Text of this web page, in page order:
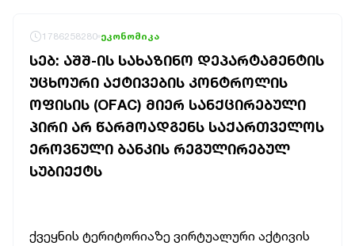
1786258280 ეკონომიკა
ᲡᲔᲑ: ᲐᲨᲨ-ᲘᲡ ᲡᲐᲮᲐᲖᲘᲜᲝ ᲓᲔᲞᲐᲠᲢᲐᲛᲔᲜᲢᲘᲡ
ᲣᲪᲮᲝᲣᲠᲘ ᲐᲥᲢᲘᲕᲔᲑᲘᲡ ᲙᲝᲜᲢᲠᲝᲚᲘᲡ
ᲝᲤᲘᲡᲘᲡ (OFAC) ᲛᲘᲔᲠ ᲡᲐᲜᲥᲪᲘᲠᲔᲑᲣᲚᲘ
ᲞᲘᲠᲘ ᲐᲠ ᲬᲐᲠᲛᲝᲐᲓᲒᲔᲜᲡ ᲡᲐᲥᲐᲠᲗᲕᲔᲚᲝᲡ
ᲔᲠᲝᲕᲜᲣᲚᲘ ᲑᲐᲜᲙᲘᲡ ᲠᲔᲒᲣᲚᲘᲠᲔᲑᲣᲚ
ᲡᲣᲑᲘᲔᲥᲢᲡ
ქვეყნის ტერიტორიაზე ვირტუალური აქტივის